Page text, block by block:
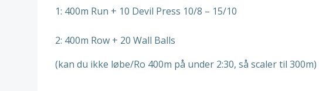
1: 400m Run + 10 Devil Press 10/8 – 15/10
2: 400m Row + 20 Wall Balls
(kan du ikke løbe/Ro 400m på under 2:30, så scaler til 300m)